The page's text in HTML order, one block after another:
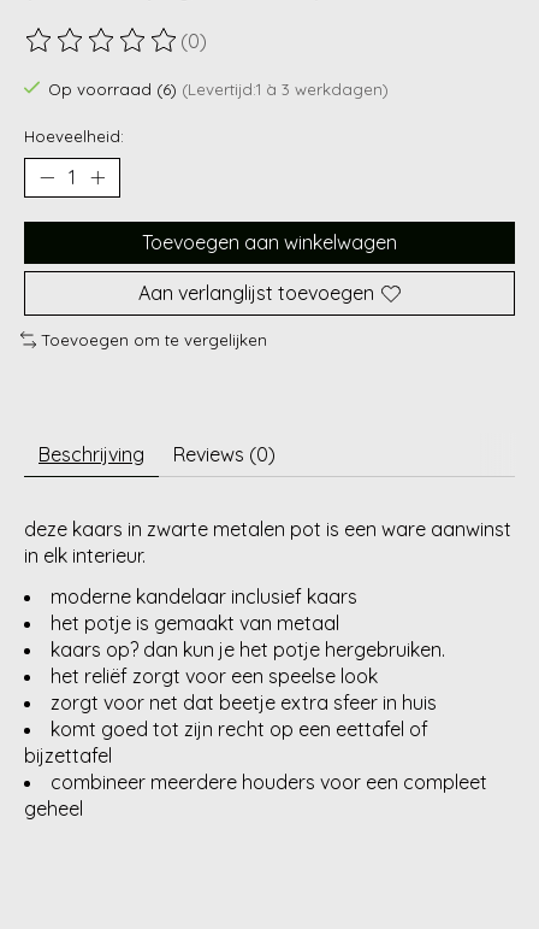
De beoordeling van dit product is
(0)
Op voorraad (6) (Levertijd:1 à 3 werkdagen)
Hoeveelheid:
Toevoegen aan winkelwagen
Aan verlanglijst toevoegen
Toevoegen om te vergelijken
Beschrijving Reviews (0)
deze kaars in zwarte metalen pot is een ware aanwinst
in elk interieur.
moderne kandelaar inclusief kaars
het potje is gemaakt van metaal
kaars op? dan kun je het potje hergebruiken.
het reliëf zorgt voor een speelse look
zorgt voor net dat beetje extra sfeer in huis
komt goed tot zijn recht op een eettafel of
bijzettafel
combineer meerdere houders voor een compleet
geheel